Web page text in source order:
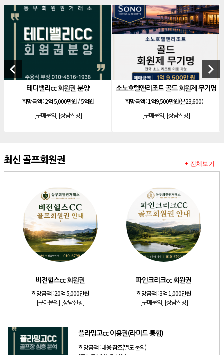
[리조트] 안토리조트 130평 개인 무기명
[리조트]한화 안토 77평 등기 기명
[리조트]한화 안토 67평 하프 등기 기명
[리조트] 한화리조트 스위트 회원제 무기명
[리조트]소노 이그젝큐티브 회원제 무기명
[리조트]소노호텔앤리조트 로얄 회원제 기명
[리조트] 소노호텔앤리조트 골드 등기 기명
[리조트]소노호텔앤리조트 스위트 등기 무기명
소노호텔앤리조트 스위트 등기 기명
소노호텔앤리조트 이그제큐티브 무기명 회원제
아시아나cc 회원권
[골프]발리오스cc 회원권 종류
소노호텔앤리조트 패밀리 등기 무기명
파인크리크cc 회원권
소노호텔앤리조트 패밀리 회원권
keyboard_arrow_left
테디밸리cc 회원권 분양
희망금액 :2억 5,000만원 / 5억원
[구매문의][상담신청]
소노호텔앤리조트 골드 회원제 무기명
희망금액 :1억9,500만원(분23,600）
[구매문의][상담신청]
keyboard_arrow_right
최신 골프회원권
비전힐스cc 회원권
희망금액 :20억 5,000만원
[구매문의] [상담신청]
파인크리크cc 회원권
희망금액 :3억 1,000만원
[구매문의] [상담신청]
플라밍고cc 이용권(라미드 통합)
희망금액 :내용 참조(별도 문의)
+ 전체보기